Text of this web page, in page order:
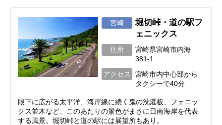
宮崎
堀切峠・道の駅フ
ェニックス
住所
宮崎県宮崎市内海
381-1
アクセス
宮崎市内中心部から
タクシーで40分
眼下に広がる太平洋、海岸線に続く鬼の洗濯板、フェニッ
クス並木など、このあたりの景色がまさに日南海岸を代表
する風景。堀切峠と道の駅には展望所もあり。